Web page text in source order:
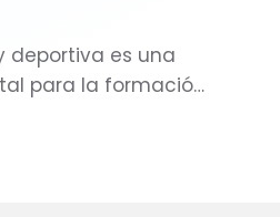
deportiva es una
para la formació…